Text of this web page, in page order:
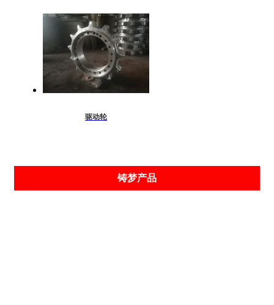
驱动轮
铸梦产品